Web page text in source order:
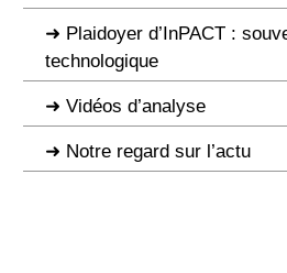
Plaidoyer d’InPACT :
technologique
Vidéos d’analyse
Notre regard sur l’actu